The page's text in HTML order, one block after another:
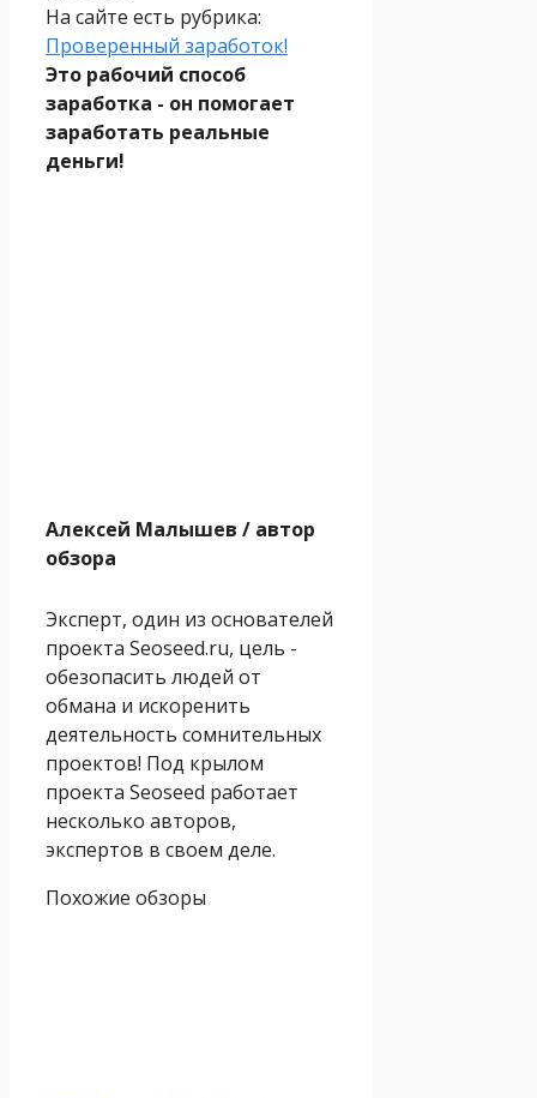
На сайте есть рубрика:
Проверенный заработок!
Это рабочий способ
заработка - он помогает
заработать реальные
деньги!
Алексей Малышев / автор
обзора
Эксперт, один из основателей
проекта Seoseed.ru, цель -
обезопасить людей от
обмана и искоренить
деятельность сомнительных
проектов! Под крылом
проекта Seoseed работает
несколько авторов,
экспертов в своем деле.
Похожие обзоры